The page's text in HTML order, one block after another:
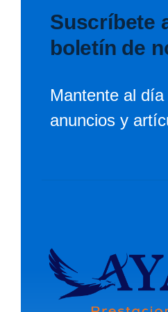
Suscríbete
boletín de
Mantente al
anuncios y